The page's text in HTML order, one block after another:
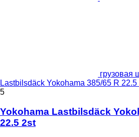
грузовая
Lastbilsdäck Yokohama 385/65 R 22.5
5
Yokohama Lastbilsdäck
22.5 2st